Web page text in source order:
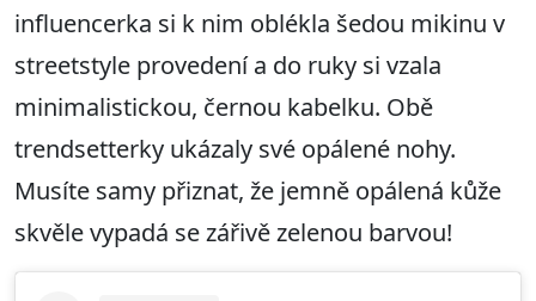
influencerka si k nim oblékla šedou mikinu v
streetstyle provedení a do ruky si vzala
minimalistickou, černou kabelku. Obě
trendsetterky ukázaly své opálené nohy.
Musíte samy přiznat, že jemně opálená kůže
skvěle vypadá se zářivě zelenou barvou!